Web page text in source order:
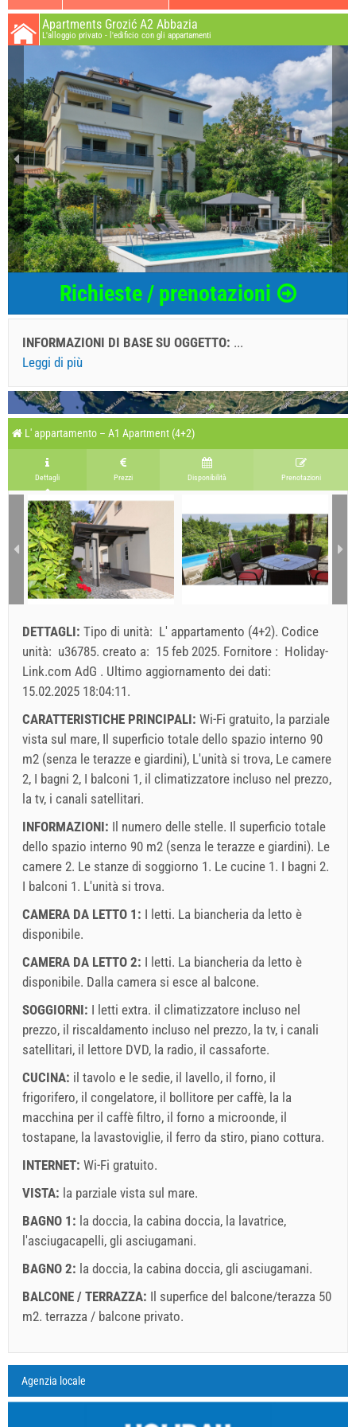
Apartments Grozić A2 Abbazia
L'alloggio privato - l'edificio con gli appartamenti
Richieste / prenotazioni
INFORMAZIONI DI BASE SU OGGETTO: ...
Leggi di più
L' appartamento – A1 Apartment (4+2)
Dettagli Prezzi Disponibilità Prenotazioni
DETTAGLI: Tipo di unità: L' appartamento (4+2). Codice
unità: u36785. creato a: 15 feb 2025. Fornitore : Holiday-
Link.com AdG . Ultimo aggiornamento dei dati:
15.02.2025 18:04:11.
CARATTERISTICHE PRINCIPALI: Wi-Fi gratuito, la parziale
vista sul mare, Il superficio totale dello spazio interno 90
m2 (senza le terazze e giardini), L'unità si trova, Le camere
2, I bagni 2, I balconi 1, il climatizzatore incluso nel prezzo,
la tv, i canali satellitari.
INFORMAZIONI: Il numero delle stelle. Il superficio totale
dello spazio interno 90 m2 (senza le terazze e giardini). Le
camere 2. Le stanze di soggiorno 1. Le cucine 1. I bagni 2.
I balconi 1. L'unità si trova.
CAMERA DA LETTO 1: I letti. La biancheria da letto è
disponibile.
CAMERA DA LETTO 2: I letti. La biancheria da letto è
disponibile. Dalla camera si esce al balcone.
SOGGIORNI: I letti extra. il climatizzatore incluso nel
prezzo, il riscaldamento incluso nel prezzo, la tv, i canali
satellitari, il lettore DVD, la radio, il cassaforte.
CUCINA: il tavolo e le sedie, il lavello, il forno, il
frigorifero, il congelatore, il bollitore per caffè, la la
macchina per il caffè filtro, il forno a microonde, il
tostapane, la lavastoviglie, il ferro da stiro, piano cottura.
INTERNET: Wi-Fi gratuito.
VISTA: la parziale vista sul mare.
BAGNO 1: la doccia, la cabina doccia, la lavatrice,
l'asciugacapelli, gli asciugamani.
BAGNO 2: la doccia, la cabina doccia, gli asciugamani.
BALCONE / TERRAZZA: Il superfice del balcone/terazza 50
m2. terrazza / balcone privato.
A1 Apartment (4+2) : Prices 2026 EUR
4 lug 2026
28 ago 2026
29 ago 2026
Legenda:date con rosso sfondo sono prenotati.
agosto 2026
I campi contrassegnati con asterisco (*) sono obbligatori!
Agenzia locale